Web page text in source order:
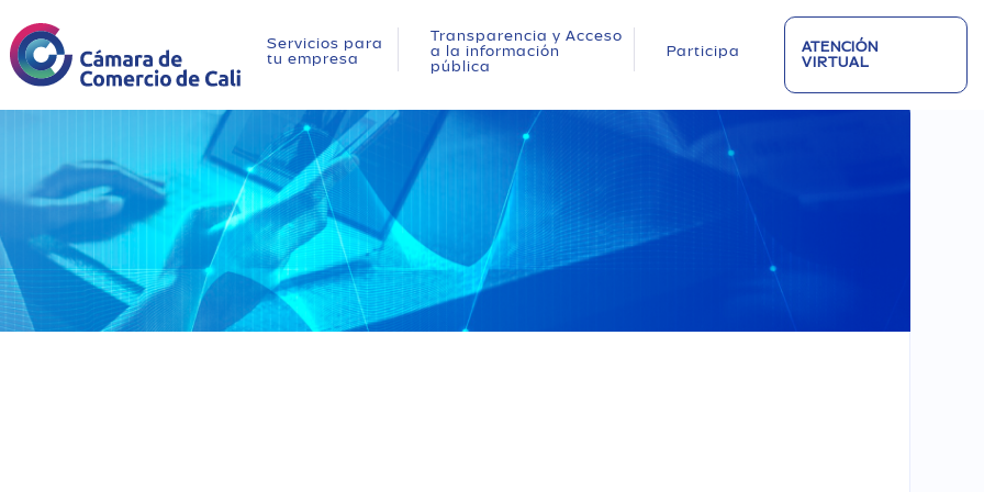
Servicios para
tu empresa
Transparencia y Acceso
a la información
pública
Participa
ATENCIÓN
VIRTUAL